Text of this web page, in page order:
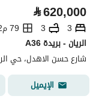
⃁620,000
3
3
79 م2
A36 الريان - بريدة
شارع حسن الاهدل، حي
الإيميل